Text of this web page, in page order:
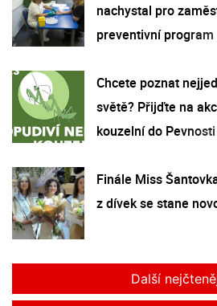
nachystal pro
preventivní program
Chcete poznat
světě? Přijďte na
kouzelní do
Finále Miss
z dívek se stane
Další